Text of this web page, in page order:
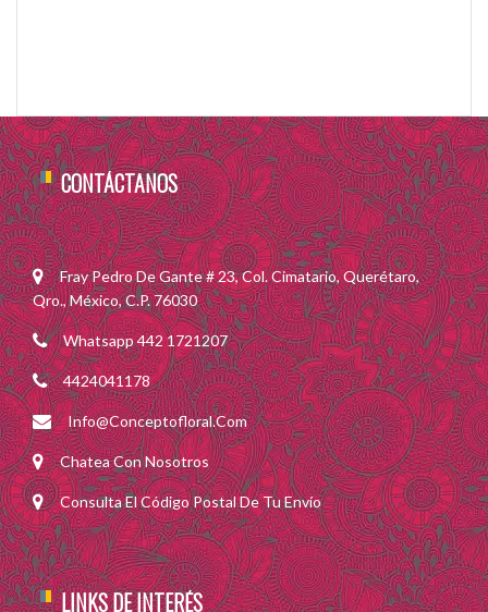
CONTÁCTANOS
Fray Pedro De Gante # 23, Col. Cimatario, Querétaro,
Qro., México, C.P. 76030
Whatsapp 442 1721207
4424041178
Info@conceptofloral.com
Chatea Con Nosotros
Consulta El Código Postal De Tu Envío
LINKS DE INTERÉS